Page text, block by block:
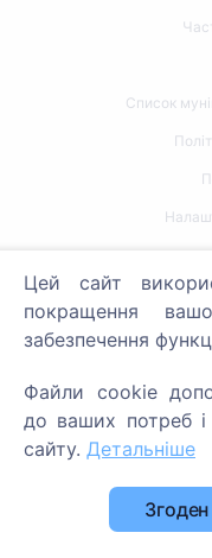
Список
SIA
Цей сайт
покращення
забезпечення
Файли cookie
до ваших потреб і
сайту. Детальніше
Згоден